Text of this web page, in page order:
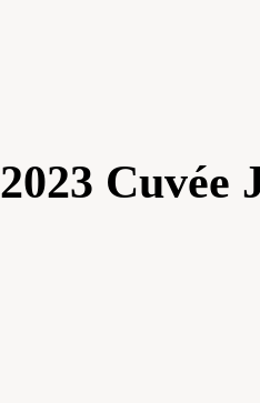
2023 Cuvée